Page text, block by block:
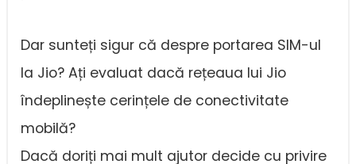
Dar sunteți sigur că despre portarea SIM-ul
la Jio? Ați evaluat dacă rețeaua lui Jio
îndeplinește cerințele de conectivitate
mobilă?
Dacă doriți mai mult ajutor decide cu privire